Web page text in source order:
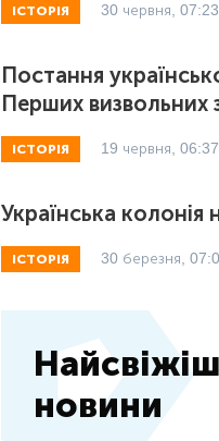
ІСТОРІЯ 30 червня, 07:23
Постання
Перших визвольних
ІСТОРІЯ 19 червня, 06:37
Українська колонія
ІСТОРІЯ 30 березня,
новини